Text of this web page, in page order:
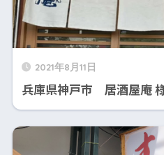
2021年8月11日
兵庫県神戸市 居酒屋庵